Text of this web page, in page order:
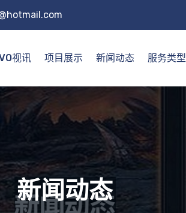
视讯 项目展示 新闻动态 服务类型
新闻动态